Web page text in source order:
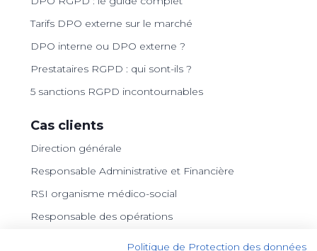
Tarifs DPO externe sur le marché
DPO interne ou DPO externe ?
Prestataires RGPD : qui sont-ils ?
5 sanctions RGPD incontournables
Cas clients
Direction générale
Responsable Administrative et Financière
RSI organisme médico-social
Responsable des opérations
Politique de Protection des données